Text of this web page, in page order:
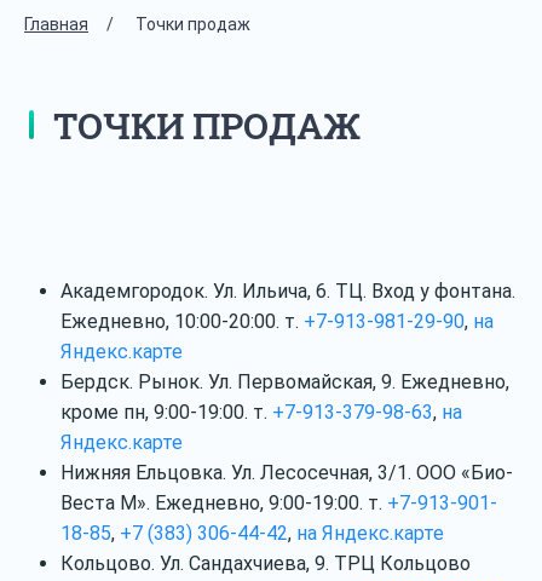
Главная / Точки продаж
ТОЧКИ ПРОДАЖ
Академгородок. Ул. Ильича, 6. ТЦ. Вход у фонтана.
Ежедневно, 10:00-20:00. т. +7-913-981-29-90, на
Яндекс.карте
Бердск. Рынок. Ул. Первомайская, 9. Ежедневно,
кроме пн, 9:00-19:00. т. +7-913-379-98-63, на
Яндекс.карте
Нижняя Ельцовка. Ул. Лесосечная, 3/1. ООО «Био-
Веста М». Ежедневно, 9:00-19:00. т. +7-913-901-
18-85, +7 (383) 306-44-42, на Яндекс.карте
Кольцово. Ул. Сандахчиева, 9. ТРЦ Кольцово